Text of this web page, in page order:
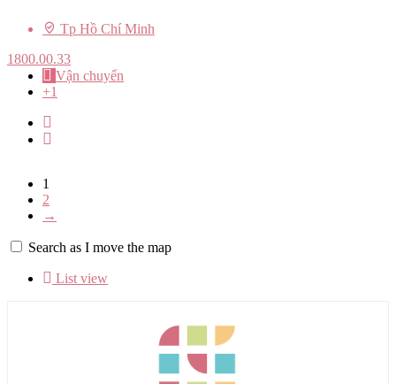
Tp Hồ Chí Minh
1800.00.33
Vận chuyển
+1
1
2
→
Search as I move the map
List view